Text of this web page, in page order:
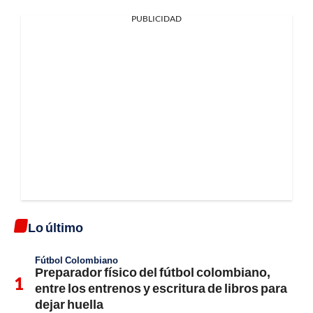
PUBLICIDAD
Lo último
Fútbol Colombiano
Preparador físico del fútbol colombiano,
entre los entrenos y escritura de libros para
dejar huella